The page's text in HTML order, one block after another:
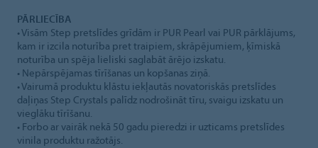
PĀRLIECĪBA
• Visām Step pretslīdes grīdām ir PUR Pearl vai PUR pārklājums,
kam ir izcila noturība pret traipiem, skrāpējumiem, ķīmiskā
noturība un spēja lieliski saglabāt ārējo izskatu.
• Nepārspējamas tīrīšanas un kopšanas ziņā.
• Vairumā produktu klāstu iekļautās novatoriskās pretslīdes
daļiņas Step Crystals palīdz nodrošināt tīru, svaigu izskatu un
vieglāku tīrīšanu.
• Forbo ar vairāk nekā 50 gadu pieredzi ir uzticams pretslīdes
vinila produktu ražotājs.